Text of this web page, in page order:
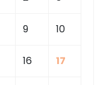
9 10
16 17